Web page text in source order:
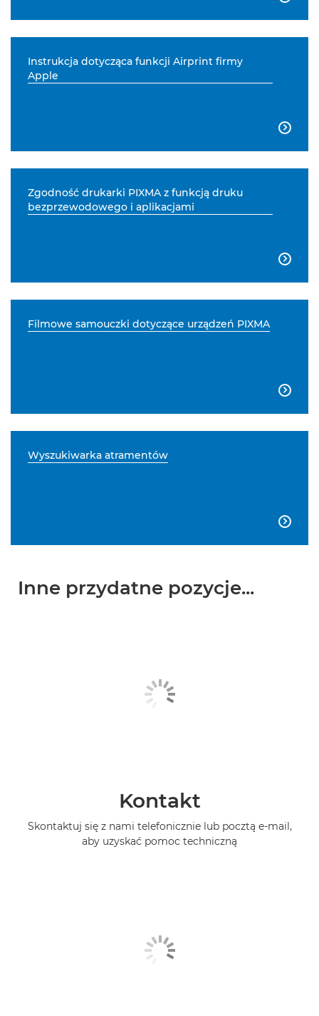
Instrukcja dotycząca funkcji Airprint firmy
Apple

Zgodność drukarki PIXMA z funkcją druku
bezprzewodowego i aplikacjami

Filmowe samouczki dotyczące urządzeń PIXMA

Wyszukiwarka atramentów

Inne przydatne pozycje...
Kontakt
Skontaktuj się z nami telefonicznie lub pocztą e-mail,
aby uzyskać pomoc techniczną